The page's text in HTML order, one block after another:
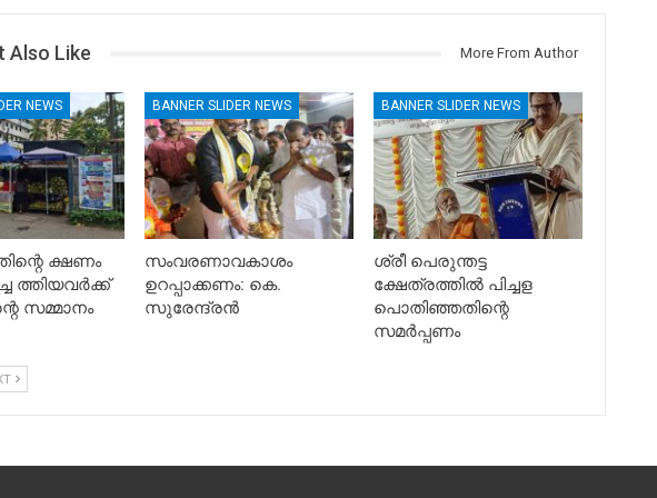
Also Like More From Author
NEWS
ക്ഷണം
ത്തിയവർക്ക്
സമ്മാനം
BANNER SLIDER NEWS
സംവരണാവകാശം
ഉറപ്പാക്കണം: കെ.
സുരേന്ദ്രൻ
BANNER SLIDER NEWS
ശ്രീ പെരുന്തട്ട
ക്ഷേത്രത്തിൽ പിച്ചള
പൊതിഞ്ഞതിന്റെ
സമർപ്പണം